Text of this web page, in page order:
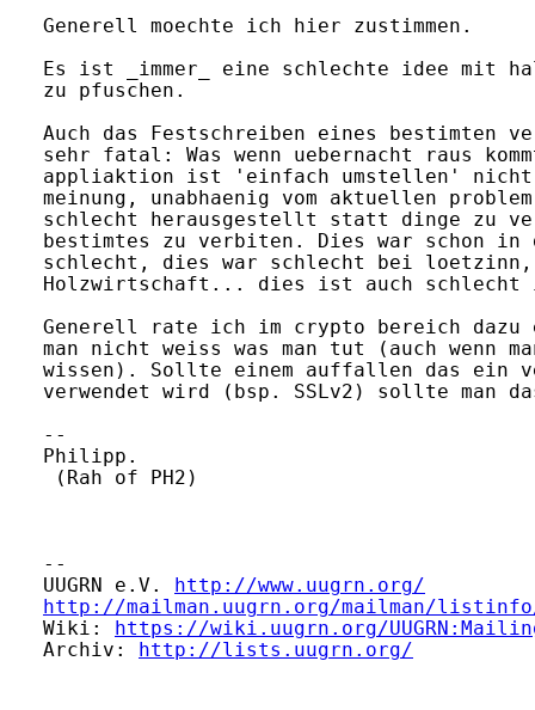
Generell moechte ich hier zustimmen.
Es ist _immer_ eine schlechte idee mit
zu pfuschen.
Auch das Festschreiben eines
sehr fatal: Was wenn uebernacht raus
appliaktion ist 'einfach umstellen'
meinung, unabhaenig vom aktuellen
schlecht herausgestellt statt dinge zu
bestimtes zu verbiten. Dies war schon in
schlecht, dies war schlecht bei
Holzwirtschaft... dies ist auch schlecht
Generell rate ich im crypto bereich dazu
man nicht weiss was man tut (auch wenn
wissen). Sollte einem auffallen das ein
verwendet wird (bsp. SSLv2) sollte man
--
Philipp.
(Rah of PH2)
--
UUGRN e.V.
http://www.uugrn.org/
http://mailman.uugrn.org/mailman/
Wiki:
https://wiki.uugrn.org/
Archiv:
http://lists.uugrn.org/